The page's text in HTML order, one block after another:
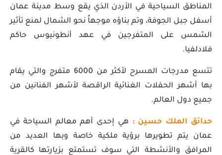
المناطق السياحية في الأردن الذي يقع وسط مدينة عمان
أسفل جبل الجوفة، وتم بناؤه موجهاً نحو الشمال لمنع تأثير
الشمس على المتفرجين في عهد أنطونيوس حاكم
فلادلفيا.
تتسع مدرجات المسرح لأكثر من 6000 متفرج والتي يقام
بها أشهر الحفلات الغنائية الراقصة لأشهر الفنانين من
جميع دول العالم.
حدائق الملك حسين : هي إحدى أهم معالم السياحة في
عمان يتم تطويرها برؤية ملكية خاصة وبها العديد من
المرافق والأنشطة التي سوف تستمتع بزيارتها كالقرية